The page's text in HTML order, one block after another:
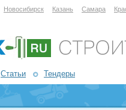
Новосибирск Казань Самара
Статьи Тендеры